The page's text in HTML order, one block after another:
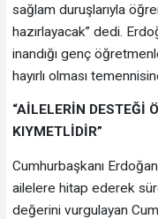
sağlam duruşlarıyla
hazırlayacak” dedi.
inandığı genç
hayırlı olması
“AİLELERİN DESTEĞİ
KIYMETLİDİR”
Cumhurbaşkanı
ailelere hitap ederek
değerini vurgulayan